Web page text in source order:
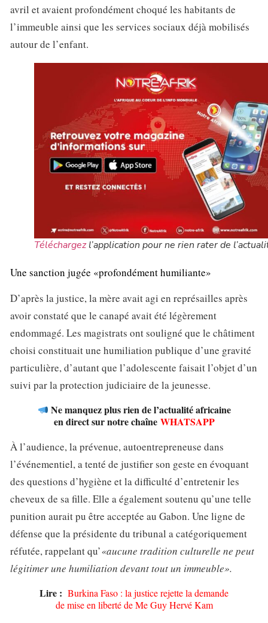
avril et avaient profondément choqué les habitants de
l’immeuble ainsi que les services sociaux déjà mobilisés
autour de l’enfant.
Téléchargezl’application pour ne rien rater de
Une sanction jugée «profondément humiliante»
D’après la justice, la mère avait agi en représailles après
avoir constaté que le canapé avait été légèrement
endommagé. Les magistrats ont souligné que le châtiment
choisi constituait une humiliation publique d’une gravité
particulière, d’autant que l’adolescente faisait l’objet d’un
suivi par la protection judiciaire de la jeunesse.
Ne manquez plus rien de l’actualité africaine
en direct sur notre chaîne WHATSAPP
À l’audience, la prévenue, autoentrepreneuse dans
l’événementiel, a tenté de justifier son geste en évoquant
des questions d’hygiène et la difficulté d’entretenir les
cheveux de sa fille. Elle a également soutenu qu’une telle
punition aurait pu être acceptée au Gabon. Une ligne de
défense que la présidente du tribunal a catégoriquement
réfutée, rappelant qu’«aucune tradition culturelle ne peut
légitimer une humiliation devant tout un immeuble».
Lire : Burkina Faso : la justice rejette la demande
de mise en liberté de Me Guy Hervé Kam